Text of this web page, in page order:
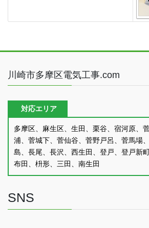
川崎市多摩区電気工事.com
対応エリア
多摩区、麻生区、生田、栗谷、宿河原、
浦、菅城下、菅仙谷、菅野戸呂、菅馬場
島、長尾、長沢、西生田、登戸、登戸新
布田、枡形、三田、南生田
SNS